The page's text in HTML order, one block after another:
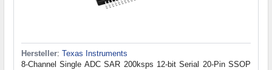
Hersteller: Texas Instruments
8-Channel Single ADC SAR 200ksps 12-bit Serial 20-Pin SSOP